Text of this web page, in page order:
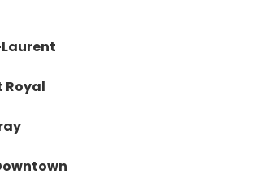
Royal